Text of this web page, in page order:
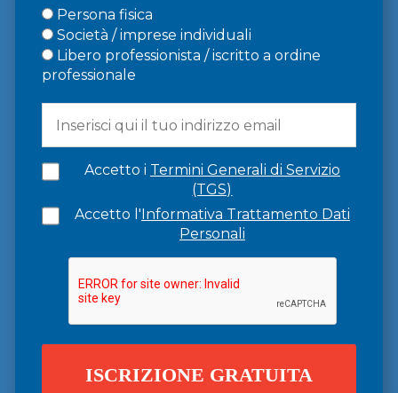
Persona fisica
Società / imprese individuali
Libero professionista / iscritto a ordine
professionale
Accetto i Termini Generali di Servizio
(TGS)
Accetto l'Informativa Trattamento Dati
Personali